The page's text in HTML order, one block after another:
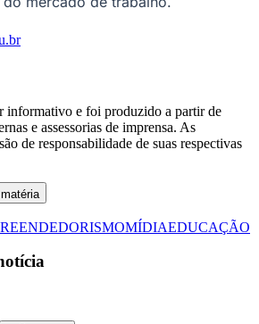
informativo e foi produzido a partir de
e assessorias de imprensa. As
de responsabilidade de suas respectivas
MÍDIAEDUCAÇÃO